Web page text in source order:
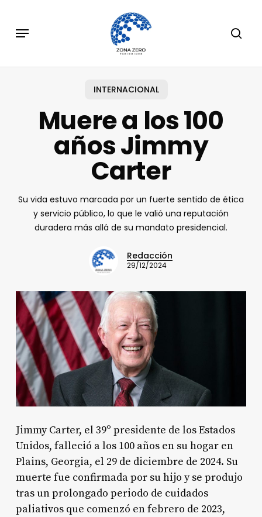
main
Menu
INTERNACIONAL
Muere a los 100
años Jimmy
Carter
Su vida estuvo marcada por un fuerte sentido de ética
y servicio público, lo que le valió una reputación
duradera más allá de su mandato presidencial.
Redacción
29/12/2024
Jimmy Carter, el 39º presidente de los Estados
Unidos, falleció a los 100 años en su hogar en
Plains, Georgia, el 29 de diciembre de 2024. Su
muerte fue confirmada por su hijo y se produjo
tras un prolongado periodo de cuidados
paliativos que comenzó en febrero de 2023,